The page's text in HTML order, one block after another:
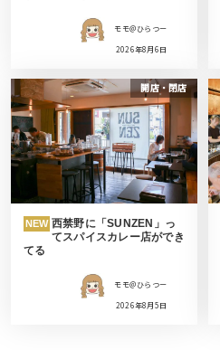
モモ＠ひらつー
2026年8月6日
開店・閉店
NEW 西禁野に「SUNZEN」っ
てスパイスカレー店ができ
てる
モモ＠ひらつー
2026年8月5日